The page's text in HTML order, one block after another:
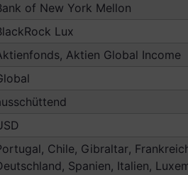
of New York Mellon
Lux
Aktien Global Income
Chile, Gibraltar,
Spanien, Italien,